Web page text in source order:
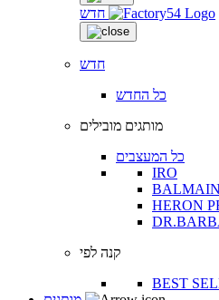
חדש
חדש
כל החדש
מותגים מובילים
כל המעצבים
IRO
BALMAIN
HERON
קנה לפי
BEST